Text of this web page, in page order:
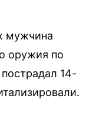
мужчина
оружия по
14-